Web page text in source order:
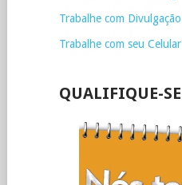
Trabalhe com Divulgação
Trabalhe com seu Celular
QUALIFIQUE-SE